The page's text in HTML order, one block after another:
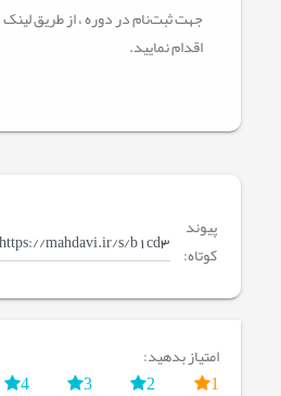
جهت ثبت‌نام در دوره ، از طریق
اقدام نمایید.
پیوند
کوتاه:
امتیاز بدهید:
1
2
3
4